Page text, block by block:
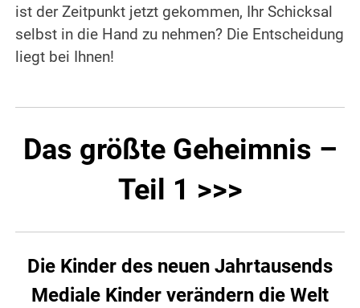
ist der Zeitpunkt jetzt gekommen, Ihr Schicksal
selbst in die Hand zu nehmen? Die Entscheidung
liegt bei Ihnen!
Das größte Geheimnis –
Teil 1 >>>
Die Kinder des neuen Jahrtausends
Mediale Kinder verändern die Welt